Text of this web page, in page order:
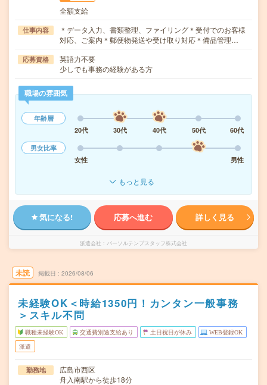
全額支給
仕事内容
＊データ入力、書類整理、ファイリング＊受付でのお客様
対応、ご案内＊郵便物発送や受け取り対応＊備品管理…
応募資格
英語力不要
少しでも事務の経験がある方
職場の雰囲気
年齢層
20代
30代 40代 50代
60代
男女比率
女性
男性
もっと見る
気になる! 応募へ進む 詳しく見る
派遣会社 パーソルテンプスタッフ株式会社
未読 掲載日 2026/08/06
未経験OK＜時給1350円！カンタン一般事務
＞スキル不問
職種未経験OK 交通費別途支給あり 土日祝日が休み WEB登録OK
派遣
勤務地
広島市西区
舟入南駅から徒歩18分